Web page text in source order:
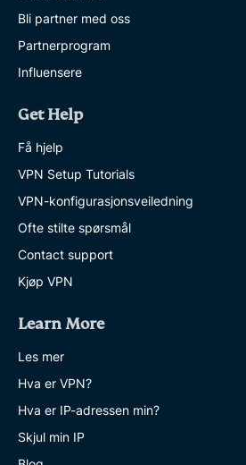
Bli partner med oss
Partnerprogram
Influensere
Get Help
Få hjelp
VPN Setup Tutorials
VPN-konfigurasjonsveiledning
Ofte stilte spørsmål
Contact support
Kjøp VPN
Learn More
Les mer
Hva er VPN?
Hva er IP-adressen min?
Skjul min IP